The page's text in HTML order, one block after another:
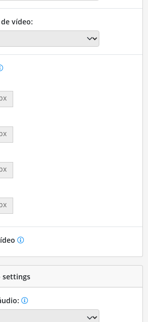
vídeo: